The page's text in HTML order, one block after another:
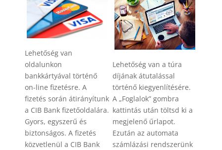
Lehetőség van
oldalunkon
bankkártyával történő
on-line fizetésre. A
fizetés során átirányítunk
a CIB Bank fizetőoldalára.
Gyors, egyszerű és
biztonságos. A fizetés
közvetlenül a CIB Bank
Lehetőség van a túra
díjának átutalással
történő kiegyenlítésére.
A „Foglalok” gombra
kattintás után töltsd ki a
megjelenő űrlapot.
Ezután az automata
számlázási rendszerünk